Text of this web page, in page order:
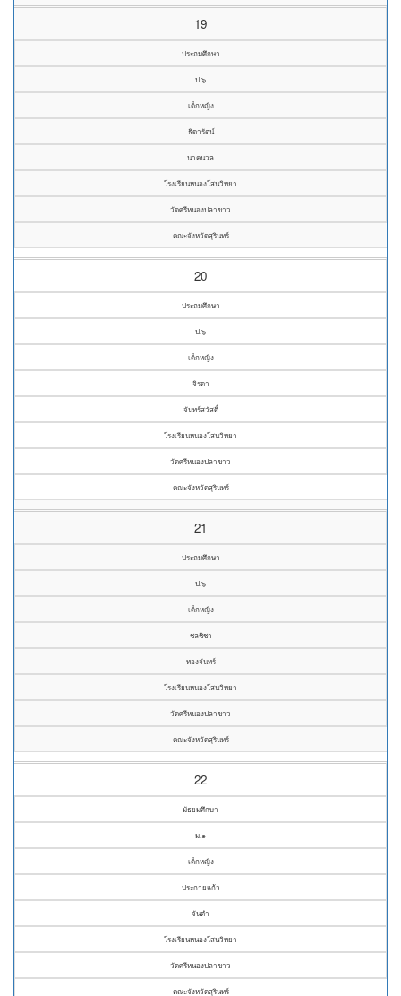
19
ประถมศึกษา
ป.๖
เด็กหญิง
ธิดารัตน์
นาคนวล
โรงเรียนหนองโสนวิทยา
วัดศรีหนองปลาขาว
คณะจังหวัดสุรินทร์
20
ประถมศึกษา
ป.๖
เด็กหญิง
จิรดา
จันทร์สวัสดิ์
โรงเรียนหนองโสนวิทยา
วัดศรีหนองปลาขาว
คณะจังหวัดสุรินทร์
21
ประถมศึกษา
ป.๖
เด็กหญิง
ชลชิชา
ทองจันทร์
โรงเรียนหนองโสนวิทยา
วัดศรีหนองปลาขาว
คณะจังหวัดสุรินทร์
22
มัธยมศึกษา
ม.๑
เด็กหญิง
ประกายแก้ว
จันดำ
โรงเรียนหนองโสนวิทยา
วัดศรีหนองปลาขาว
คณะจังหวัดสุรินทร์